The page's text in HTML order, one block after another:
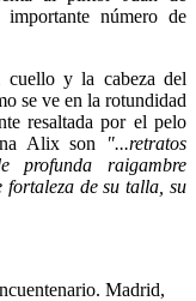
número de
cuello y la cabeza del
se ve en la rotundidad
resaltada por el pelo
Alix son
"...retratos
profunda raigambre
fortaleza de su talla, su
Madrid,